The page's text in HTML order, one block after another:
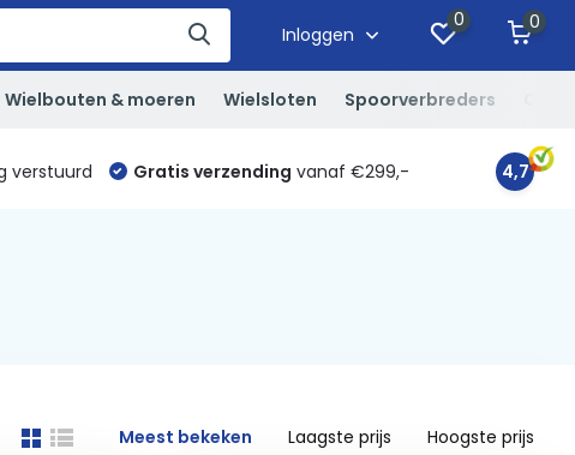
Inloggen
0 0
Wielbouten & moeren Wielsloten Spoorverbreders
verstuurd Gratis verzending vanaf €299,- 4,7
Meest bekeken Laagste prijs Hoogste prijs